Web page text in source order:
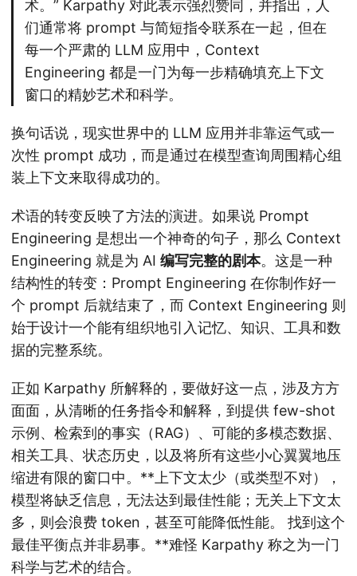
术。” Karpathy 对此表示强烈赞同，并指出，人
们通常将 prompt 与简短指令联系在一起，但在
每一个严肃的 LLM 应用中，Context
Engineering 都是一门为每一步精确填充上下文
窗口的精妙艺术和科学。
换句话说，现实世界中的 LLM 应用并非靠运气或一
次性 prompt 成功，而是通过在模型查询周围精心组
装上下文来取得成功的。
术语的转变反映了方法的演进。如果说 Prompt
Engineering 是想出一个神奇的句子，那么 Context
Engineering 就是为 AI 编写完整的剧本。这是一种
结构性的转变：Prompt Engineering 在你制作好一
个 prompt 后就结束了，而 Context Engineering 则
始于设计一个能有组织地引入记忆、知识、工具和数
据的完整系统。
正如 Karpathy 所解释的，要做好这一点，涉及方方
面面，从清晰的任务指令和解释，到提供 few-shot
示例、检索到的事实（RAG）、可能的多模态数据、
相关工具、状态历史，以及将所有这些小心翼翼地压
缩进有限的窗口中。**上下文太少（或类型不对），
模型将缺乏信息，无法达到最佳性能；无关上下文太
多，则会浪费 token，甚至可能降低性能。 找到这个
最佳平衡点并非易事。**难怪 Karpathy 称之为一门
科学与艺术的结合。